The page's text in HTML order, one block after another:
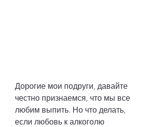
Дорогие мои подруги, давайте
честно признаемся, что мы все
любим выпить. Но что делать,
если любовь к алкоголю